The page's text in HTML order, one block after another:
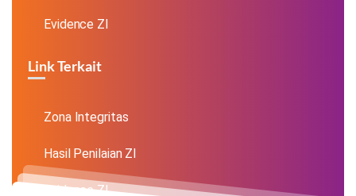
Evidence ZI
Link Terkait
Zona Integritas
Hasil Penilaian ZI
Evidence ZI